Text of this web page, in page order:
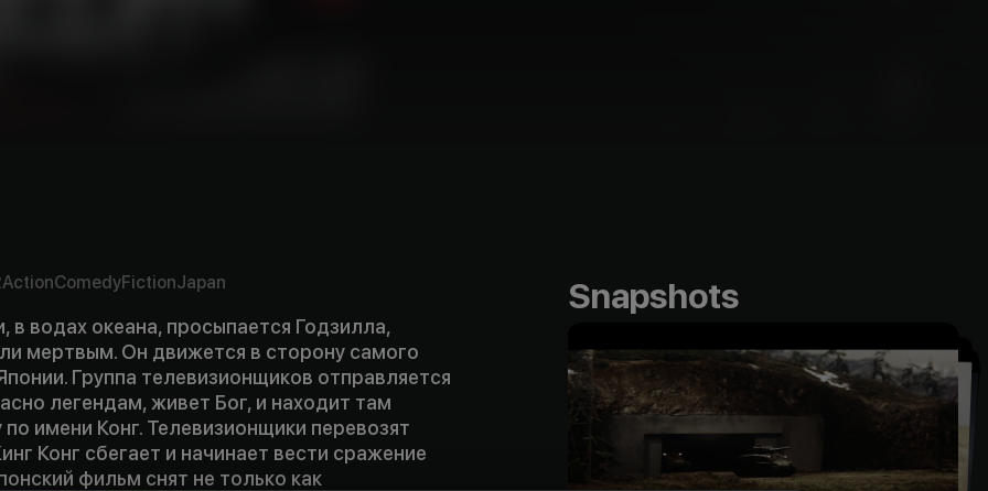
ActionComedyFictionJapan
в водах океана, просыпается Годзилла,
мертвым. Он движется в сторону самого
Группа телевизионщиков отправляется
легендам, живет Бог, и находит там
по имени Конг. Телевизионщики перевозят
Конг сбегает и начинает вести сражение
фильм снят не только как
Snapshots